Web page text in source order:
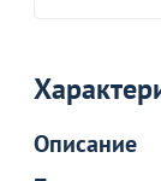
Описание
Товар в